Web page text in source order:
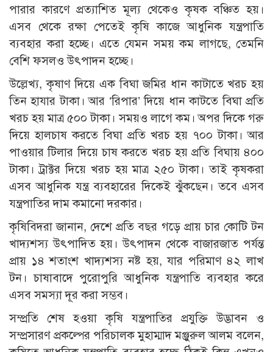
পারার কারণে প্রত্যাশিত মূল্য থেকেও কৃষক বঞ্চিত হয়।
এসব থেকে রক্ষা পেতেই কৃষি কাজে আধুনিক যন্ত্রপাতি
ব্যবহার করা হচ্ছে। এতে যেমন সময় কম লাগছে, তেমনি
বেশি ফসলও উৎপাদন হচ্ছে।
উল্লেখ্য, কৃষাণ দিয়ে এক বিঘা জমির ধান কাটাতে খরচ হয়
তিন হাযার টাকা। আর ‘রিপার’ দিয়ে ধান কাটতে বিঘা প্রতি
খরচ হয় মাত্র ৫০০ টাকা। সময়ও লাগে কম। অপর দিকে গরু
দিয়ে হালচাষ করতে বিঘা প্রতি খরচ হয় ৭০০ টাকা। আর
পাওয়ার টিলার দিয়ে চাষ করতে খরচ হয় প্রতি বিঘায় ৪০০
টাকা। ট্রাক্টর দিয়ে খরচ হয় মাত্র ২৫০ টাকা। তাই কৃষকরা
এসব আধুনিক যন্ত্র ব্যবহারের দিকেই ঝুঁকছেন। তবে এসব
যন্ত্রপাতির দাম কমানো দরকার।
কৃষিবিদরা জানান, দেশে প্রতি বছর গড়ে প্রায় চার কোটি টন
খাদ্যশস্য উৎপাদিত হয়। উৎপাদন থেকে বাজারজাত পর্যন্ত
প্রায় ১৪ শতাংশ খাদ্যশস্য নষ্ট হয়, যার পরিমাণ ৪২ লাখ
টন। চাষাবাদে পুরোপুরি আধুনিক যন্ত্রপাতি ব্যবহার করে
এসব সমস্যা দূর করা সম্ভব।
সম্প্রতি শেষ হওয়া কৃষি যন্ত্রপাতির প্রযুক্তি উদ্ভাবন ও
সম্প্রসারণ প্রকল্পের পরিচালক মুহাম্মাদ মঞ্জুরুল আলম বলেন,